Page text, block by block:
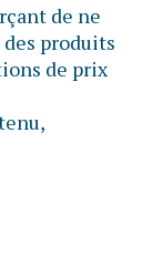
de ne
produits
de prix